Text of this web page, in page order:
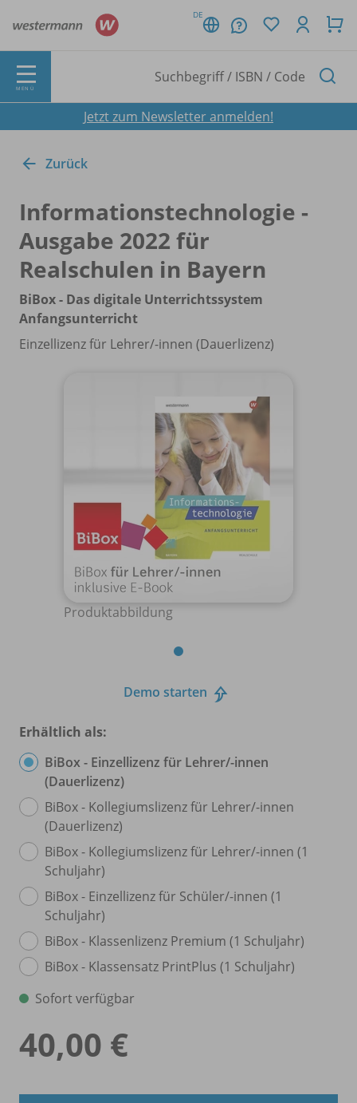
DE
MENÜ
Jetzt zum Newsletter anmelden!
Zurück
Informationstechnologie -
Ausgabe 2022 für
Realschulen in Bayern
BiBox - Das digitale Unterrichtssystem
Anfangsunterricht
Einzellizenz für Lehrer/-innen (Dauerlizenz)
Produktabbildung
Demo starten
Erhältlich als:
BiBox - Einzellizenz für Lehrer/-innen
(Dauerlizenz)
BiBox - Kollegiumslizenz für Lehrer/-innen
(Dauerlizenz)
BiBox - Kollegiumslizenz für Lehrer/-innen (1
Schuljahr)
BiBox - Einzellizenz für Schüler/-innen (1
Schuljahr)
BiBox - Klassenlizenz Premium (1 Schuljahr)
BiBox - Klassensatz PrintPlus (1 Schuljahr)
Sofort verfügbar
40,00 €